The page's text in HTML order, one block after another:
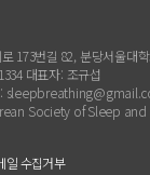
173번길 82, 분당서울대
대표자: 조규섭
Society of Sleep and
일 수집거부